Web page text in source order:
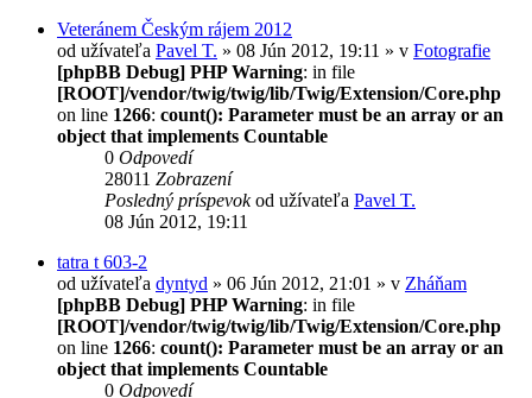
Veteránem Českým rájem 2012
od užívateľa Pavel T. » 08 Jún 2012, 19:11 » v Fotografie
[phpBB Debug] PHP Warning: in file
[ROOT]/vendor/twig/twig/lib/Twig/Extension/Core.php
on line 1266: count(): Parameter must be an array or an
object that implements Countable
0 Odpovedí
28011 Zobrazení
Posledný príspevokod užívateľa Pavel T.
08 Jún 2012, 19:11
tatra t 603-2
od užívateľa dyntyd » 06 Jún 2012, 21:01 » v Zháňam
[phpBB Debug] PHP Warning: in file
[ROOT]/vendor/twig/twig/lib/Twig/Extension/Core.php
on line 1266: count(): Parameter must be an array or an
object that implements Countable
0 Odpovedí